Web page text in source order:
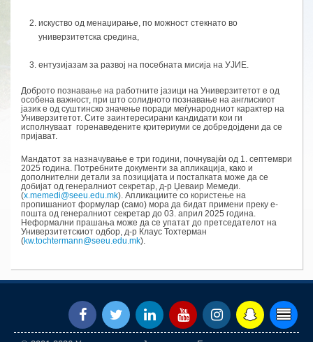
искуство од менаџирање, по можност стекнато во
универзитетска средина,
ентузијазам за развој на посебната мисија на УЈИЕ.
Доброто познавање на работните јазици на Универзитетот е од
особена важност, при што солидното познавање на англискиот
јазик е од суштинско значење поради меѓународниот карактер на
Универзитетот. Сите заинтересирани кандидати кои ги
исполнуваат горенаведените критериуми се добредојдени да се
пријават.
Мандатот за назначување е три години, почнувајќи од 1. септември
2025 година. Потребните документи за апликација, како и
дополнителни детали за позицијата и постапката може да се
добијат од генералниот секретар, д-р Џеваир Мемеди.
(x.memedi@seeu.edu.mk). Апликациите со користење на
пропишаниот формулар (само) мора да бидат примени преку е-
пошта од генералниот секретар до 03. април 2025 година.
Неформални прашања може да се упатат до претседателот на
Универзитетскиот одбор, д-р Клаус Тохтерман
(kw.tochtermann@seeu.edu.mk).